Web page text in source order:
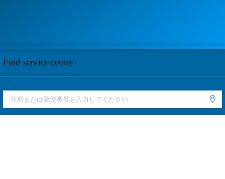
Find service center